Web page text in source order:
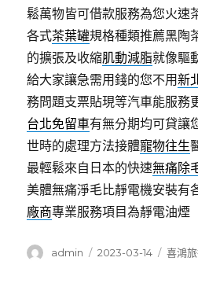
鬆萬物皆可借款服務為您火速
各式茶葉罐規格種類推薦黑陶
的擴張及收縮肌動減脂就像驅
給大家讓急需用錢的您不用新
務問題支票貼現等汽車能服務
台北免留車有無分期均可貸讓
世時的處理方法接體寵物往生
最輕鬆來自日本的快速無痛除
美體無痛淨毛比靜電機安裝有
廠商專業服務項目為靜電油煙
作
admin
發
2023-03-14
分
喜鴻